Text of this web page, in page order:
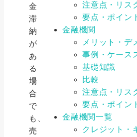
金
滞
納
が
あ
る
場
合
で
も、
売
注意点・リス
要点・ポイン
金融機関
メリット・デ
事例・ケース
基礎知識
比較
注意点・リス
要点・ポイン
金融機関一覧
クレジット・